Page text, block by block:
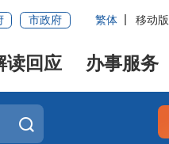
市政府 繁体 移动版
读回应 办事服务